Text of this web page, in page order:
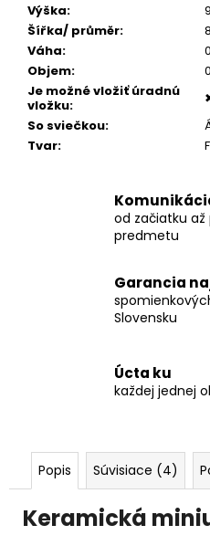
Výška:
Šířka/ průměr:
Váha:
Objem:
Je možné vložiť úradnú
vložku:
So sviečkou:
Tvar:
od začiatku
predmetu
Garancia
Slovensku
Úcta ku
každej jednej
Popis Súvisiace (4)
Keramická
POZLÁTENÝ
PRSTEŇ
MODRÝ
ACHÁT
€160